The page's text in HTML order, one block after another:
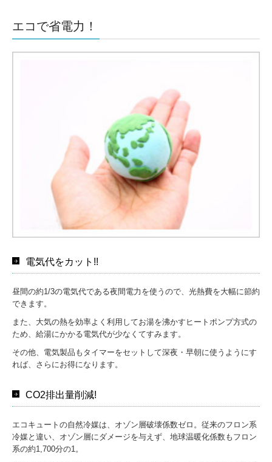
エコで省電力！
電気代をカット!!
昼間の約1/3の電気代である夜間電力を使うので、光熱費を大幅に節約
できます。
また、大気の熱を効率よく利用してお湯を沸かすヒートポンプ方式の
ため、給湯にかかる電気代が少なくてすみます。
その他、電気製品もタイマーをセットして深夜・早朝に使うようにす
れば、さらにお得になります。
CO2排出量削減!
エコキュートの自然冷媒は、オゾン層破壊係数ゼロ。従来のフロン系
冷媒と違い、オゾン層にダメージを与えず、地球温暖化係数もフロン
系の約1,700分の1。